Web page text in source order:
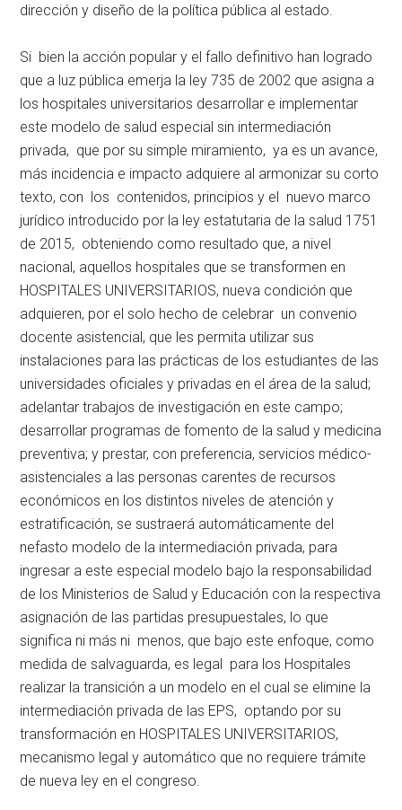
dirección y diseño de la política pública al estado.
Si bien la acción popular y el fallo definitivo han logrado
que a luz pública emerja la ley 735 de 2002 que asigna a
los hospitales universitarios desarrollar e implementar
este modelo de salud especial sin intermediación
privada, que por su simple miramiento, ya es un avance,
más incidencia e impacto adquiere al armonizar su corto
texto, con los contenidos, principios y el nuevo marco
jurídico introducido por la ley estatutaria de la salud 1751
de 2015, obteniendo como resultado que, a nivel
nacional, aquellos hospitales que se transformen en
HOSPITALES UNIVERSITARIOS, nueva condición que
adquieren, por el solo hecho de celebrar un convenio
docente asistencial, que les permita utilizar sus
instalaciones para las prácticas de los estudiantes de las
universidades oficiales y privadas en el área de la salud;
adelantar trabajos de investigación en este campo;
desarrollar programas de fomento de la salud y medicina
preventiva; y prestar, con preferencia, servicios médico-
asistenciales a las personas carentes de recursos
económicos en los distintos niveles de atención y
estratificación, se sustraerá automáticamente del
nefasto modelo de la intermediación privada, para
ingresar a este especial modelo bajo la responsabilidad
de los Ministerios de Salud y Educación con la respectiva
asignación de las partidas presupuestales, lo que
significa ni más ni menos, que bajo este enfoque, como
medida de salvaguarda, es legal para los Hospitales
realizar la transición a un modelo en el cual se elimine la
intermediación privada de las EPS, optando por su
transformación en HOSPITALES UNIVERSITARIOS,
mecanismo legal y automático que no requiere trámite
de nueva ley en el congreso.